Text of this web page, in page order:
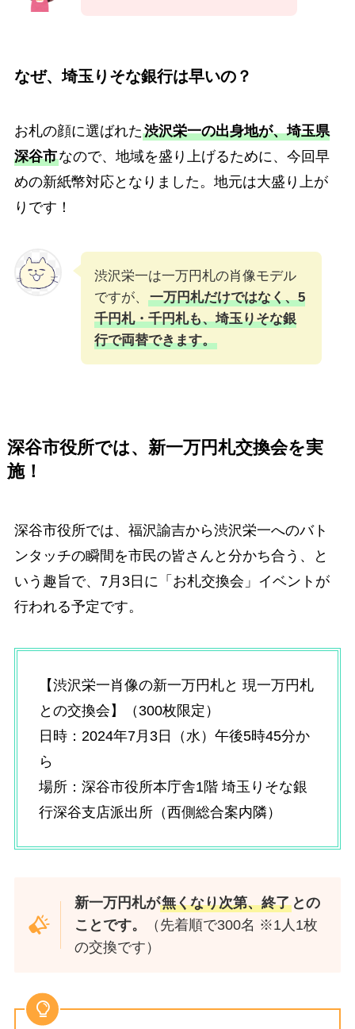
なぜ、埼玉りそな銀行は早いの？
お札の顔に選ばれた渋沢栄一の出身地が、埼玉県
深谷市なので、地域を盛り上げるために、今回早
めの新紙幣対応となりました。地元は大盛り上が
りです！
渋沢栄一は一万円札の肖像モデル
ですが、
一万円札だけではなく、5
千円札・千円札も、埼玉りそな銀
行で両替できます。
深谷市役所では、新一万円札交換会を実
施！
深谷市役所では、福沢諭吉から渋沢栄一へのバト
ンタッチの瞬間を市民の皆さんと分かち合う、と
いう趣旨で、7月3日に「お札交換会」イベントが
行われる予定です。
【渋沢栄一肖像の新一万円札と 現一万円札
との交換会】（300枚限定）
日時：2024年7月3日（水）午後5時45分か
ら
場所：深谷市役所本庁舎1階 埼玉りそな銀
行深谷支店派出所（西側総合案内隣）
新一万円札が無くなり次第、終了 との
ことです。
（先着順で300名 ※1人1枚
の交換です）